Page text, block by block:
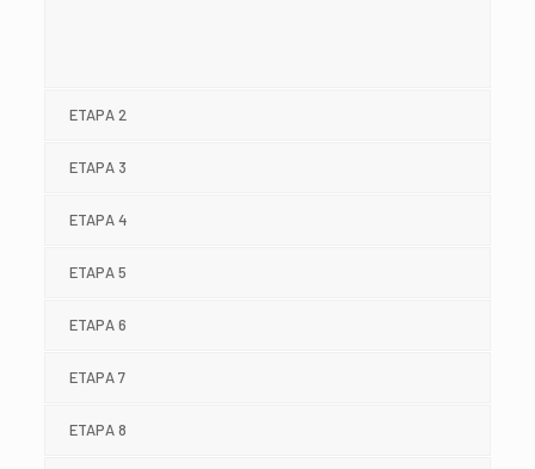
ETAPA 2
ETAPA 3
ETAPA 4
ETAPA 5
ETAPA 6
ETAPA 7
ETAPA 8